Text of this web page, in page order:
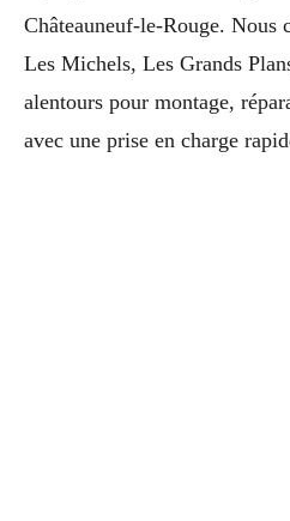
Châteauneuf-le-Rouge. Nous
Les Michels, Les Grands
alentours pour montage,
avec une prise en charge